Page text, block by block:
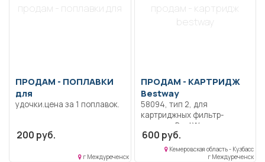
продам - поплавки для
ПРОДАМ - ПОПЛАВКИ
для
удочки.цена за 1 поплавок.
200 руб.
г Междуреченск
продам - картридж
bestway
ПРОДАМ - КАРТРИДЖ
Bestway
58094, тип 2, для
картриджных фильтр-
насосов BestWay, ширина
10.6 см, высота 13.6 см.,
комплект 2 шт.
600 руб.
Кемеровская область - Кузбасс
г Междуреченск